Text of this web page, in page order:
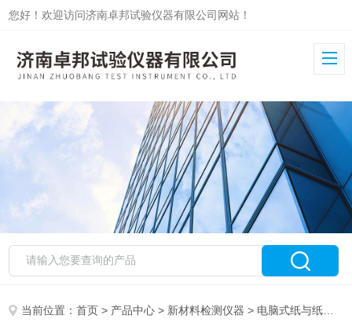
您好！欢迎访问济南卓邦试验仪器有限公司网站！
当前位置：首页 > 产品中心 > 新材料检测仪器 > 电脑式纸与纸板透气度测试仪